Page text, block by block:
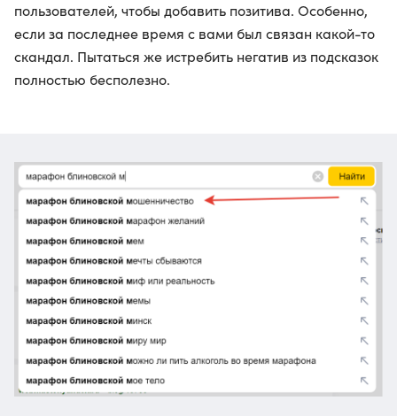
пользователей, чтобы добавить позитива. Особенно,
если за последнее время с вами был связан какой-то
скандал. Пытаться же истребить негатив из подсказок
полностью бесполезно.